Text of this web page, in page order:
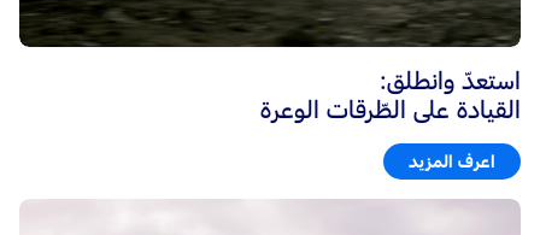
استعدّ وانطلق:
القيادة على الطّرقات الوعرة
اعرف المزيد